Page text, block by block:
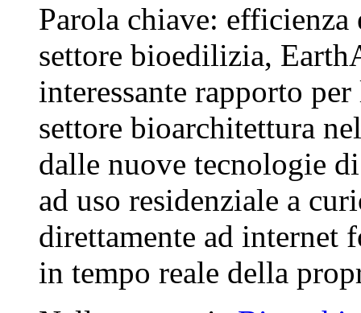
Parola chiave:
settore bioedilizia,
interessante rapporto
settore bioarchitettura
dalle nuove tecnologie
ad uso residenziale a
direttamente ad internet
in tempo reale della